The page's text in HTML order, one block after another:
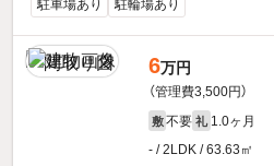
駐車場あり 駐輪場あり
6万円
（管理費3,500円）
敷 不要 礼 1.0ヶ月
- / 2LDK / 63.63㎡